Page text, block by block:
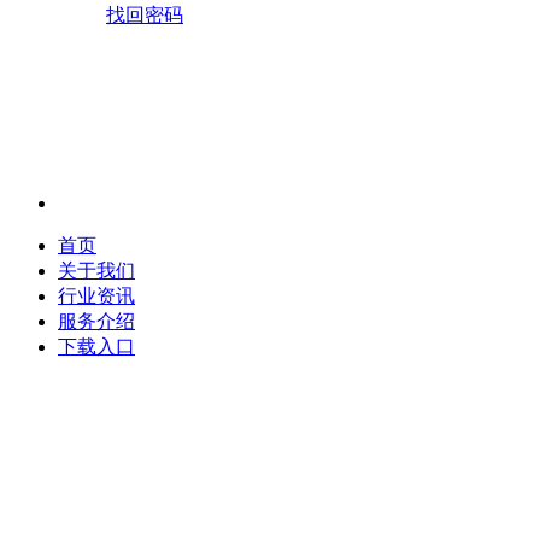
找回密码
首页
关于我们
行业资讯
服务介绍
下载入口